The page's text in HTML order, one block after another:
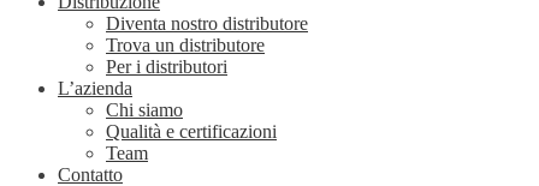
Diventa nostro distributore
Trova un distributore
Per i distributori
L’azienda
Chi siamo
Qualità e certificazioni
Team
Contatto